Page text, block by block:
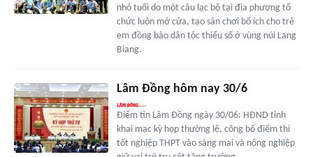
nhỏ tuổi do một câu lạc bộ tại địa phương tổ
chức luôn mở cửa, tạo sân chơi bổ ích cho trẻ
em đồng bào dân tộc thiểu số ở vùng núi Lang
Biang.
Lâm Đồng hôm nay 30/6
Điểm tin Lâm Đồng ngày 30/06: HĐND tỉnh
khai mạc kỳ họp thường lệ, công bố điểm thi
tốt nghiệp THPT vào sáng mai và nông nghiệp